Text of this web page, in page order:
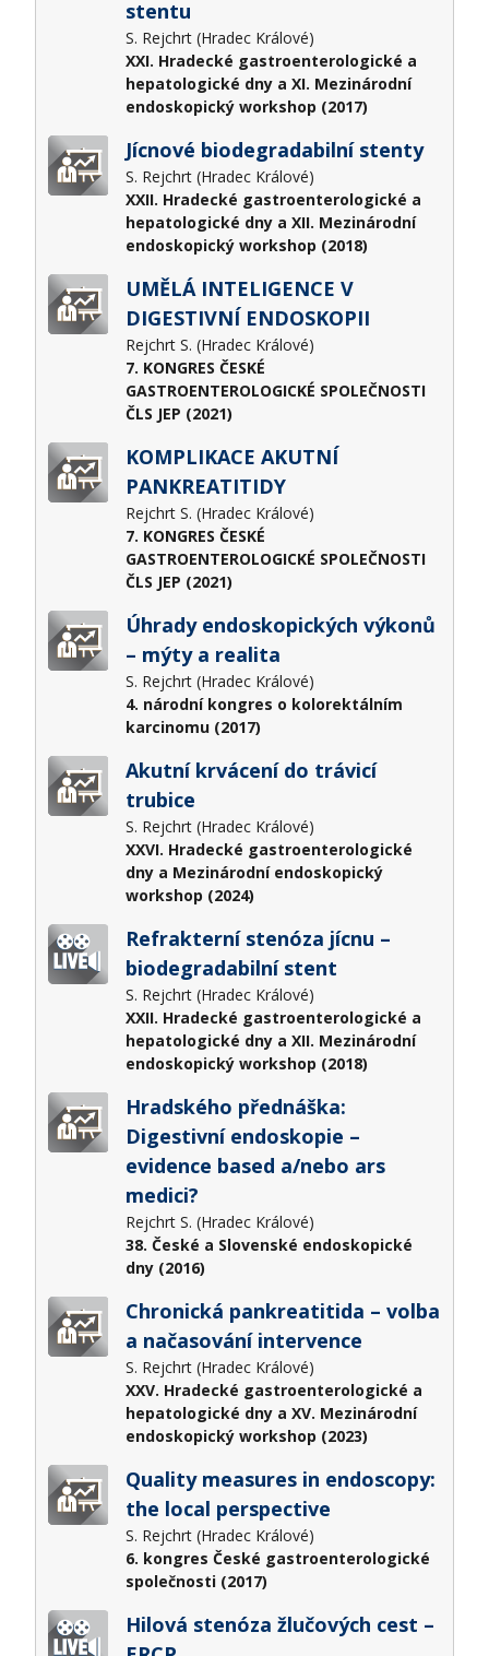
stentu
S. Rejchrt (Hradec Králové)
XXI. Hradecké gastroenterologické a
hepatologické dny a XI. Mezinárodní
endoskopický workshop (2017)
Jícnové biodegradabilní stenty
S. Rejchrt (Hradec Králové)
XXII. Hradecké gastroenterologické a
hepatologické dny a XII. Mezinárodní
endoskopický workshop (2018)
UMĚLÁ INTELIGENCE V
DIGESTIVNÍ ENDOSKOPII
Rejchrt S. (Hradec Králové)
7. KONGRES ČESKÉ
GASTROENTEROLOGICKÉ SPOLEČNOSTI
ČLS JEP (2021)
KOMPLIKACE AKUTNÍ
PANKREATITIDY
Rejchrt S. (Hradec Králové)
7. KONGRES ČESKÉ
GASTROENTEROLOGICKÉ SPOLEČNOSTI
ČLS JEP (2021)
Úhrady endoskopických výkonů
– mýty a realita
S. Rejchrt (Hradec Králové)
4. národní kongres o kolorektálním
karcinomu (2017)
Akutní krvácení do trávicí
trubice
S. Rejchrt (Hradec Králové)
XXVI. Hradecké gastroenterologické
dny a Mezinárodní endoskopický
workshop (2024)
Refrakterní stenóza jícnu –
biodegradabilní stent
S. Rejchrt (Hradec Králové)
XXII. Hradecké gastroenterologické a
hepatologické dny a XII. Mezinárodní
endoskopický workshop (2018)
Hradského přednáška:
Digestivní endoskopie –
evidence based a/nebo ars
medici?​
Rejchrt S. (Hradec Králové)
38. České a Slovenské endoskopické
dny (2016)
Chronická pankreatitida – volba
a načasování intervence
S. Rejchrt (Hradec Králové)
XXV. Hradecké gastroenterologické a
hepatologické dny a XV. Mezinárodní
endoskopický workshop (2023)
Quality measures in endoscopy:
the local perspective
S. Rejchrt (Hradec Králové)
6. kongres České gastroenterologické
společnosti (2017)
Hilová stenóza žlučových cest –